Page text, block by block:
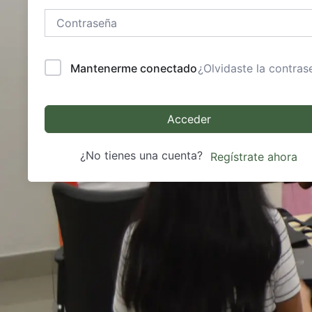
Mantenerme conectado¿Olvidaste la
Acceder
¿No tienes una cuenta? Regístrate ahora